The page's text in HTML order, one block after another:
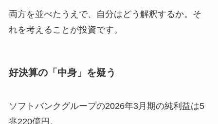
両方を並べたうえで、自分はどう解釈するか。そ
れを考えることが投資です。
好決算の「中身」を疑う
ソフトバンクグループの2026年3月期の純利益は5
兆220億円。